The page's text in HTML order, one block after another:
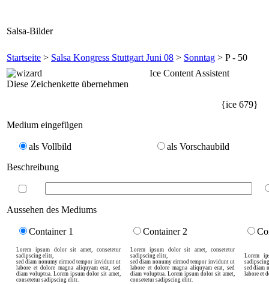
Salsa-Bilder
Startseite > Salsa Kongress Stuttgart Juni 08 > Sonntag > P - 50
Ice Content Assistent
Diese Zeichenkette übernehmen
{ice 679}
Medium eingefügen
als Vollbild
als Vorschaubild
Beschreibung
Aussehen des Mediums
Container 1 Container 2
Lorem ipsum dolor sit amet, consetetur
sadipscing elitr,
sed diam nonumy eirmod tempor invidunt ut
labore et dolore magna aliquyam erat, sed
diam voluptua. Lorem ipsum dolor sit amet,
consetetur sadipscing elitr.
Lorem ipsum dolor sit amet, consetetur
sadipscing elitr,
sed diam nonumy eirmod tempor invidunt ut
labore et dolore magna aliquyam erat, sed
diam voluptua. Lorem ipsum dolor sit amet,
consetetur sadipscing elitr.
Lorem
sed diam
labore et